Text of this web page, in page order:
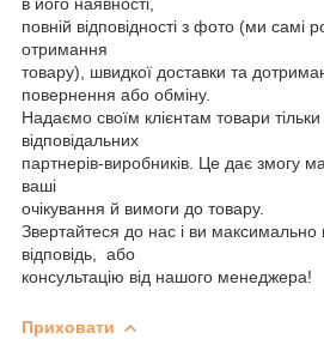
повній відповідності з фото (ми
отримання
товару), швидкої доставки та
повернення або обміну.
Надаємо своїм клієнтам товари тільки
відповідальних
партнерів-виробників. Це дає змогу
ваші
очікування й вимоги до товару.
Звертайтеся до нас і ви
відповідь, або
консультацію від нашого менеджера!
Приховати